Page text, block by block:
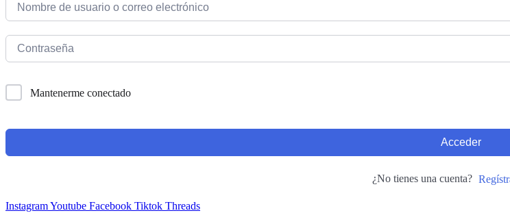
Mantenerme conectado
Acceder
¿No tienes una cuenta?
InstagramYoutube Facebook Tiktok Threads